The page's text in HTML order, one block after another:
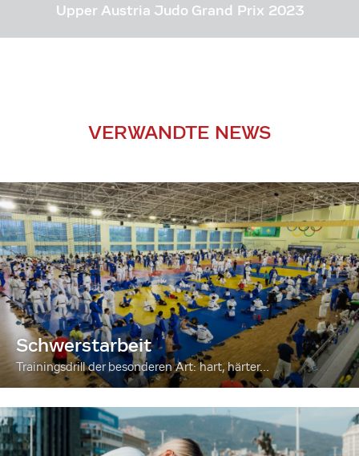
Upper Austria Judo Grand Prix 2023
VERWANDTE NEWS
Schwerstarbeit
Trainingsdrill der besonderen Art: hart, härter...